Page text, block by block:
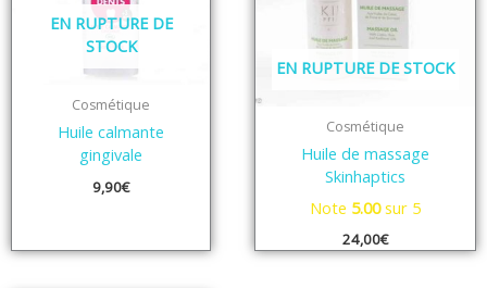
EN RUPTURE DE
STOCK
Cosmétique
Huile calmante
gingivale
9,90€
EN RUPTURE DE STOCK
Cosmétique
Huile de massage
Skinhaptics
Note 5.00sur 5
24,00€